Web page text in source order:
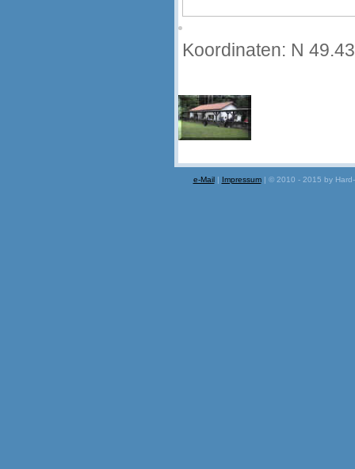
Koordinaten: N
e-Mail| Impressum| © 2010 - 2015 by